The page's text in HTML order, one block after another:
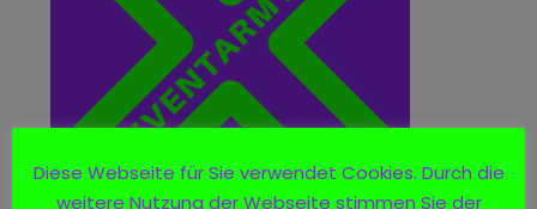
Diese Webseite für Sie verwendet Cookies. Durch die
weitere Nutzung der Webseite stimmen Sie der